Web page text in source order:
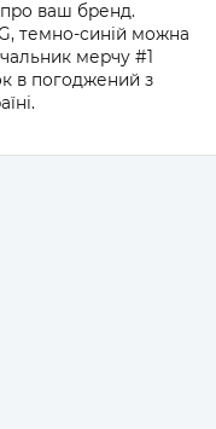
ваш бренд.
темно-синій можна
мерчу #1
в погоджений з